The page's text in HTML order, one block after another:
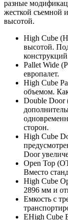
разные
жесткой съемной
высотой.
High Cube
высотой.
Pallet Wide
европалет.
High Cube
объемом.
Double Door
сторон.
High Cube
Door
Open Top
Вместо
High Cube
2896 мм и
Емкость с
ЕHigh Cube